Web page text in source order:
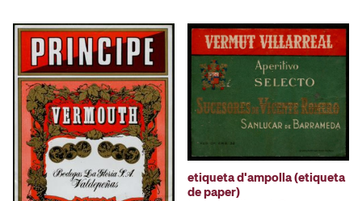
etiqueta d'ampolla (etiqueta
de paper)